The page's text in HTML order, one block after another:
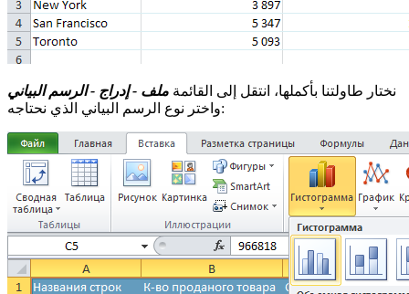
نختار طاولتنا بأكملها، انتقل إلى القائمة ملف - إدراج - الرسم البياني
واختر نوع الرسم البياني الذي نحتاجه: